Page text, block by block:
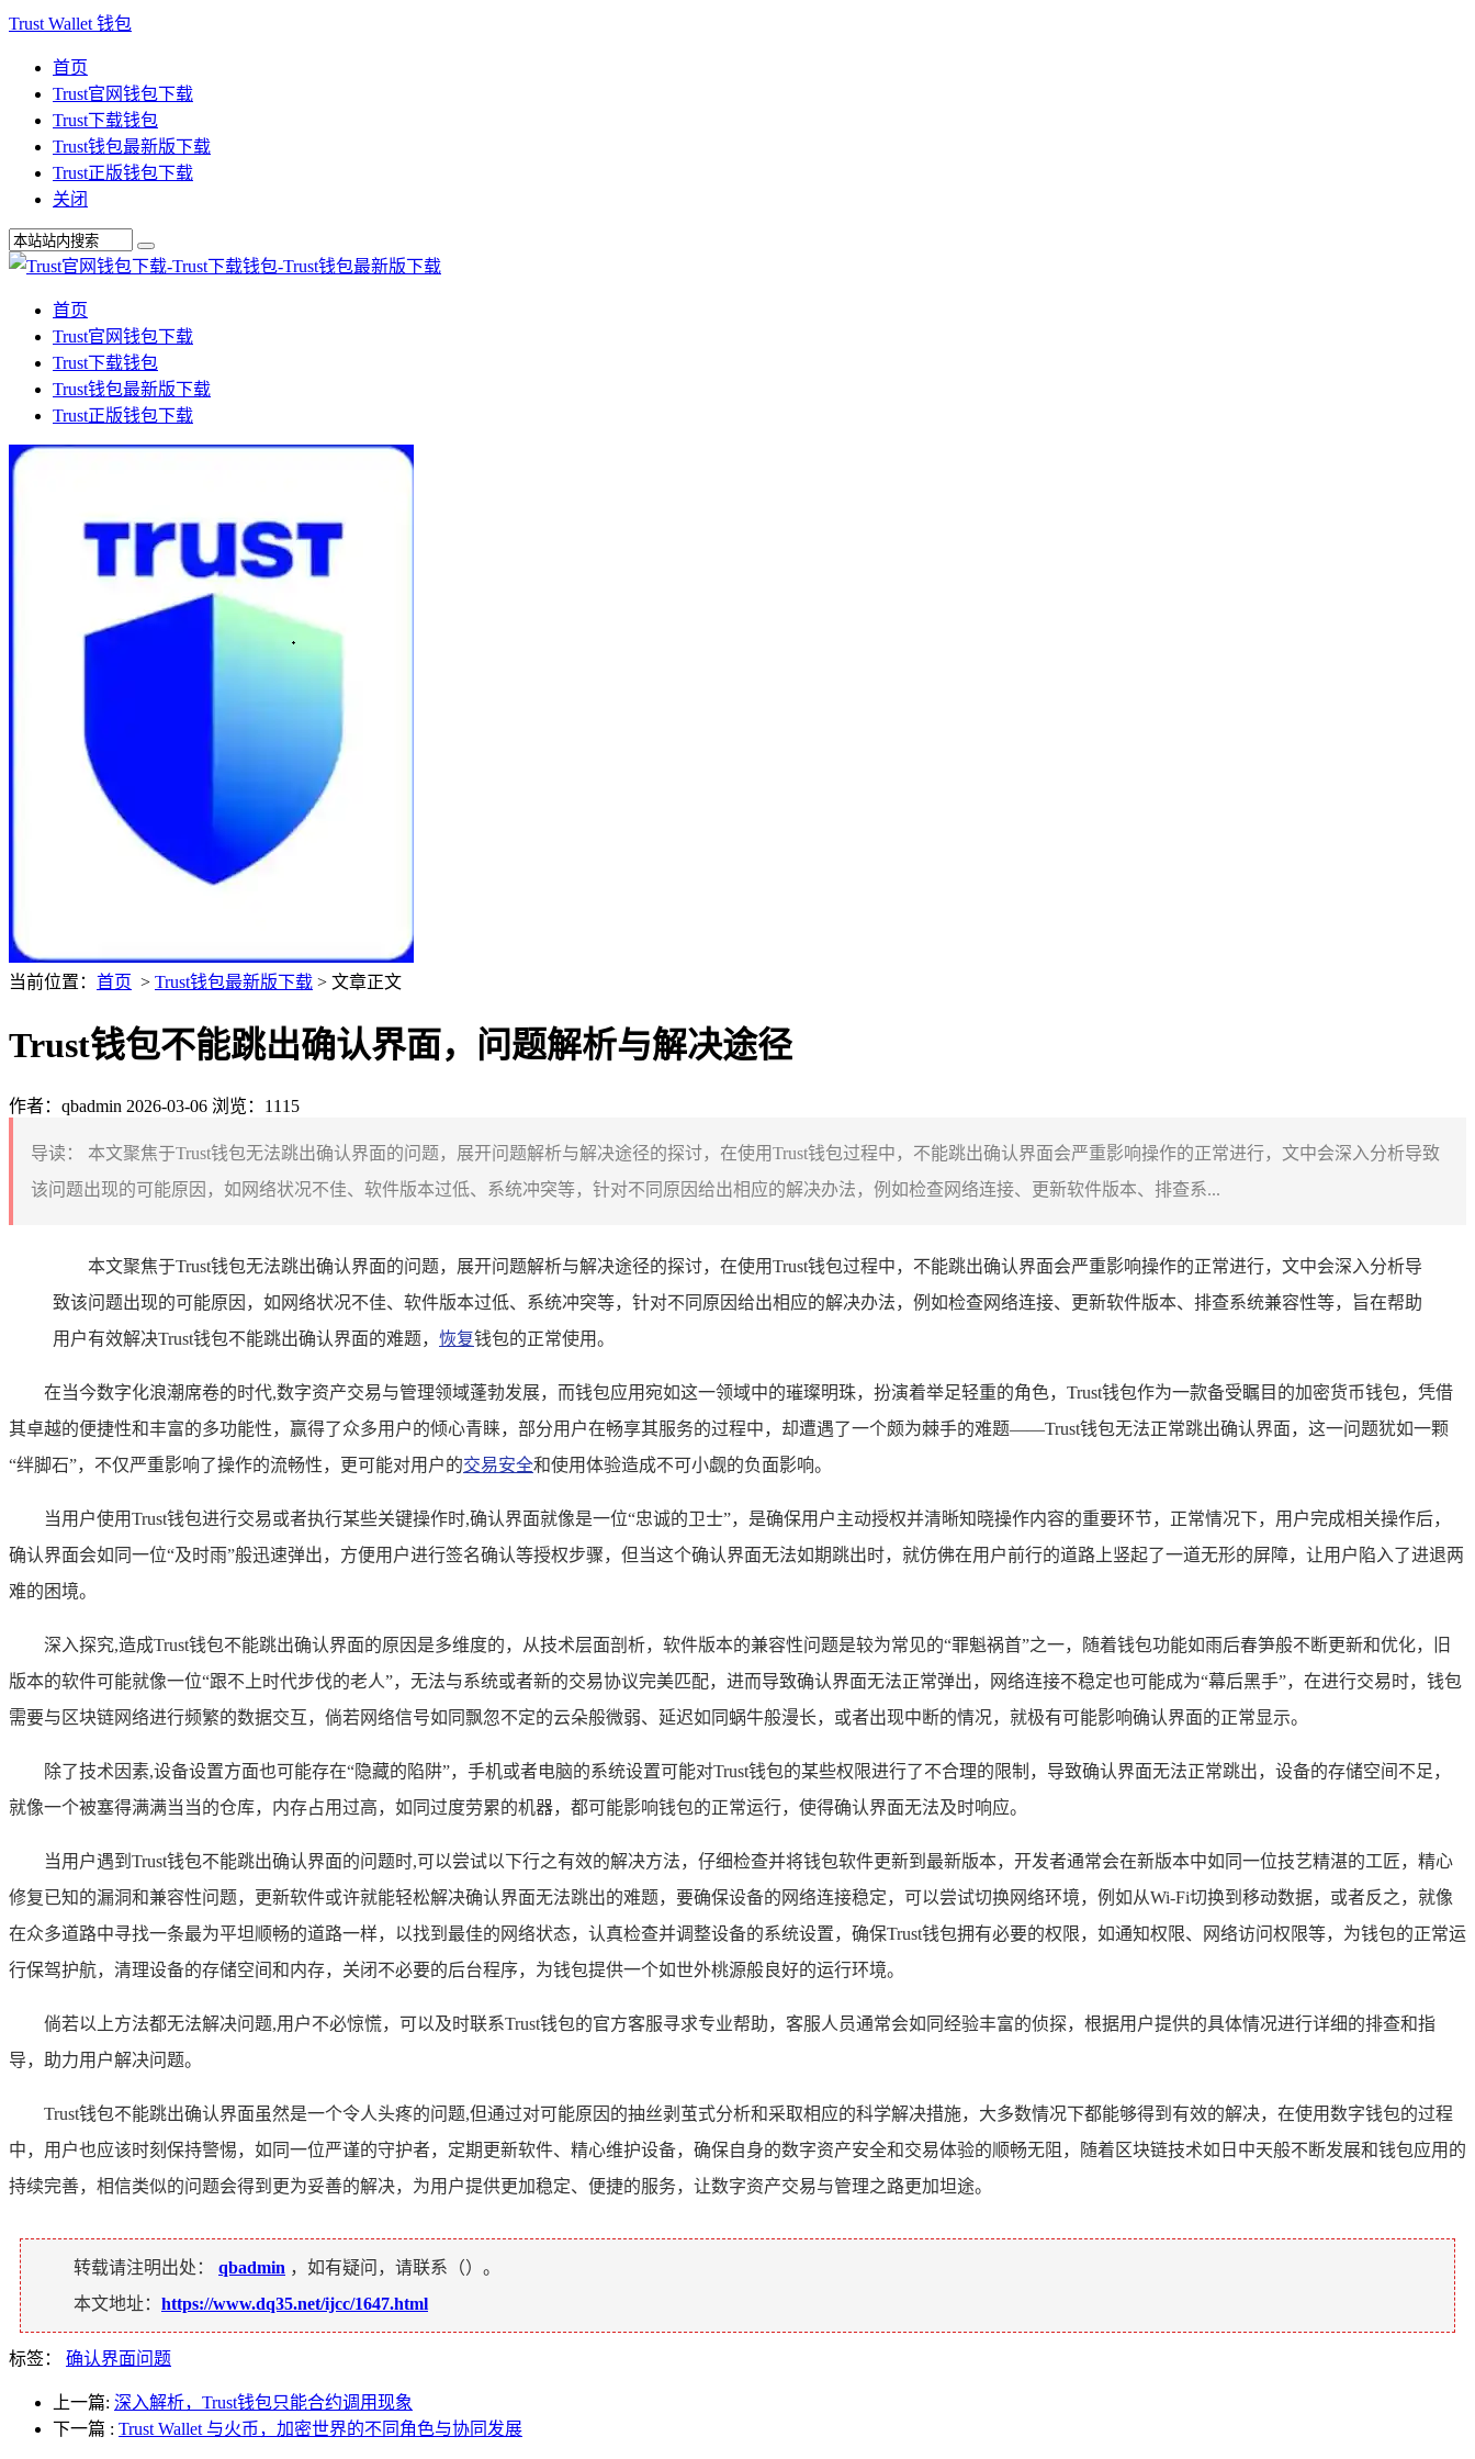
Trust Wallet 钱包
首页
Trust官网钱包下载
Trust下载钱包
Trust钱包最新版下载
Trust正版钱包下载
关闭
首页
Trust官网钱包下载
Trust下载钱包
Trust钱包最新版下载
Trust正版钱包下载
当前位置： 首页 > Trust钱包最新版下载 > 文章正文
Trust钱包不能跳出确认界面，问题解析与解决途径
作者：qbadmin 2026-03-06 浏览：1115
导读：
本文聚焦于Trust钱包无法跳出确认界面的问题，展开问题解析与解决途径的探讨，在使用Trust钱包过程中，不能跳出确认界面会严重影响操作的正常进行，文中会深入分析导致
该问题出现的可能原因，如网络状况不佳、软件版本过低、系统冲突等，针对不同原因给出相应的解决办法，例如检查网络连接、更新软件版本、排查系...
本文聚焦于Trust钱包无法跳出确认界面的问题，展开问题解析与解决途径的探讨，在使用Trust钱包过程中，不能跳出确认界面会严重影响操作的正常进行，文中会深入分析导
致该问题出现的可能原因，如网络状况不佳、软件版本过低、系统冲突等，针对不同原因给出相应的解决办法，例如检查网络连接、更新软件版本、排查系统兼容性等，旨在帮助
用户有效解决Trust钱包不能跳出确认界面的难题， 恢复钱包的正常使用。
在当今数字化浪潮席卷的时代,数字资产交易与管理领域蓬勃发展，而钱包应用宛如这一领域中的璀璨明珠，扮演着举足轻重的角色，Trust钱包作为一款备受瞩目的加密货币钱包，凭借
其卓越的便捷性和丰富的多功能性，赢得了众多用户的倾心青睐，部分用户在畅享其服务的过程中，却遭遇了一个颇为棘手的难题——Trust钱包无法正常跳出确认界面，这一问题犹如一颗
“绊脚石”，不仅严重影响了操作的流畅性，更可能对用户的交易安全和使用体验造成不可小觑的负面影响。
当用户使用Trust钱包进行交易或者执行某些关键操作时,确认界面就像是一位“忠诚的卫士”，是确保用户主动授权并清晰知晓操作内容的重要环节，正常情况下，用户完成相关操作后，
确认界面会如同一位“及时雨”般迅速弹出，方便用户进行签名确认等授权步骤，但当这个确认界面无法如期跳出时，就仿佛在用户前行的道路上竖起了一道无形的屏障，让用户陷入了进退两
难的困境。
深入探究,造成Trust钱包不能跳出确认界面的原因是多维度的，从技术层面剖析，软件版本的兼容性问题是较为常见的“罪魁祸首”之一，随着钱包功能如雨后春笋般不断更新和优化，旧
版本的软件可能就像一位“跟不上时代步伐的老人”，无法与系统或者新的交易协议完美匹配，进而导致确认界面无法正常弹出，网络连接不稳定也可能成为“幕后黑手”，在进行交易时，钱包
需要与区块链网络进行频繁的数据交互，倘若网络信号如同飘忽不定的云朵般微弱、延迟如同蜗牛般漫长，或者出现中断的情况，就极有可能影响确认界面的正常显示。
除了技术因素,设备设置方面也可能存在“隐藏的陷阱”，手机或者电脑的系统设置可能对Trust钱包的某些权限进行了不合理的限制，导致确认界面无法正常跳出，设备的存储空间不足，
就像一个被塞得满满当当的仓库，内存占用过高，如同过度劳累的机器，都可能影响钱包的正常运行，使得确认界面无法及时响应。
当用户遇到Trust钱包不能跳出确认界面的问题时,可以尝试以下行之有效的解决方法，仔细检查并将钱包软件更新到最新版本，开发者通常会在新版本中如同一位技艺精湛的工匠，精心
修复已知的漏洞和兼容性问题，更新软件或许就能轻松解决确认界面无法跳出的难题，要确保设备的网络连接稳定，可以尝试切换网络环境，例如从Wi-Fi切换到移动数据，或者反之，就像
在众多道路中寻找一条最为平坦顺畅的道路一样，以找到最佳的网络状态，认真检查并调整设备的系统设置，确保Trust钱包拥有必要的权限，如通知权限、网络访问权限等，为钱包的正常运
行保驾护航，清理设备的存储空间和内存，关闭不必要的后台程序，为钱包提供一个如世外桃源般良好的运行环境。
倘若以上方法都无法解决问题,用户不必惊慌，可以及时联系Trust钱包的官方客服寻求专业帮助，客服人员通常会如同经验丰富的侦探，根据用户提供的具体情况进行详细的排查和指
导，助力用户解决问题。
Trust钱包不能跳出确认界面虽然是一个令人头疼的问题,但通过对可能原因的抽丝剥茧式分析和采取相应的科学解决措施，大多数情况下都能够得到有效的解决，在使用数字钱包的过程
中，用户也应该时刻保持警惕，如同一位严谨的守护者，定期更新软件、精心维护设备，确保自身的数字资产安全和交易体验的顺畅无阻，随着区块链技术如日中天般不断发展和钱包应用的
持续完善，相信类似的问题会得到更为妥善的解决，为用户提供更加稳定、便捷的服务，让数字资产交易与管理之路更加坦途。
转载请注明出处： qbadmin ，如有疑问，请联系（）。
本文地址： https://www.dq35.net/ijcc/1647.html
标签： 确认界面问题
上一篇: 深入解析，Trust钱包只能合约调用现象
下一篇 : Trust Wallet 与火币，加密世界的不同角色与协同发展